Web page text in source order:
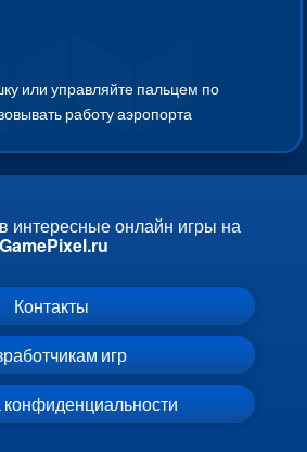
или управляйте пальцем по
работу аэропорта
интересные онлайн игры на
GamePixel.ru
Контакты
игр
конфиденциальности